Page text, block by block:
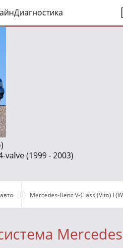
valve (1999 - 2003)
Mercedes-Benz V-Class (Vito) I